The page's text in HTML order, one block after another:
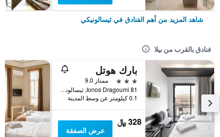
شاهد المزيد من أهم الفنادق في ثيسالونيكي
فنادق بالقرب من بيلا
بارك هوتل
3 نجوم
ممتاز 9.0
Ionos Dragoumi 81, ثيسالونيكي, اليونان
0.1 كيلومتر عن وسط المدينة
328 ﷼
عرض الصفقة